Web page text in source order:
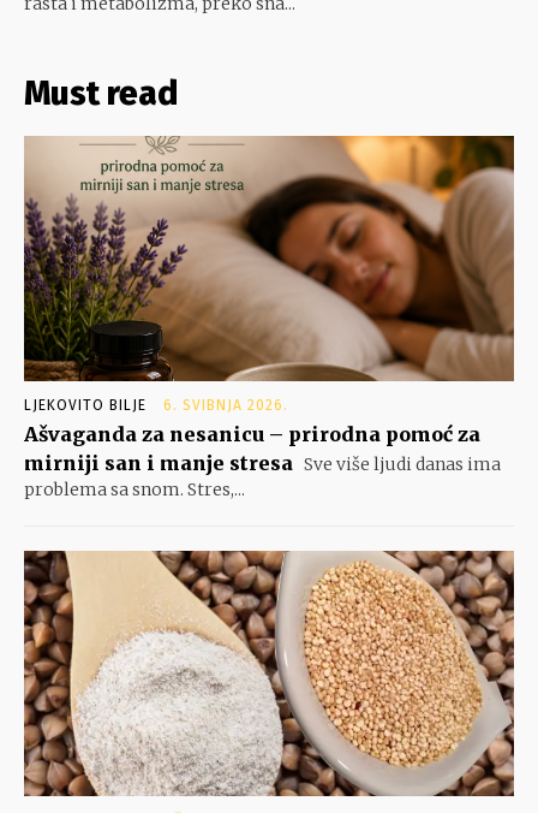
Must read
LJEKOVITO BILJE 6. SVIBNJA 2026.
Ašvaganda za nesanicu – prirodna pomoć za
mirniji san i manje stresa Sve više ljudi danas ima
problema sa snom. Stres,...